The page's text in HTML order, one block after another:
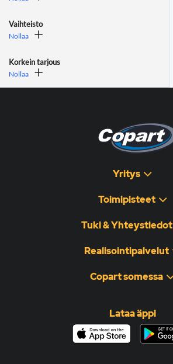
Vaihteisto
Nollaa
Korkein tarjous
Nollaa
Yritys
Toimipisteet
Tuki & Yhteystiedot
Realisointipalvelut
Copart somessa
Lataa äppi